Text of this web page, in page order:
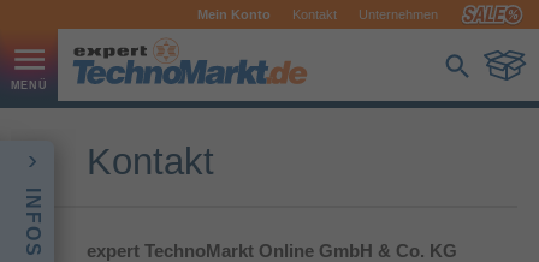
Mein Konto Kontakt Unternehmen
INFOS
Kontakt
expert TechnoMarkt Online GmbH & Co. KG